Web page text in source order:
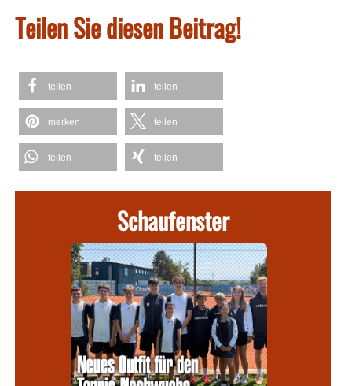
Teilen Sie diesen Beitrag!
teilen teilen
merken teilen
teilen teilen
Schaufenster